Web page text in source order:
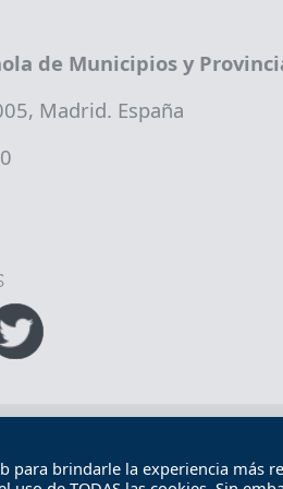
de Municipios y
Madrid. España
para brindarle la experiencia más